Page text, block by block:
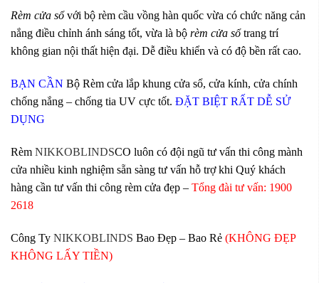
Rèm cửa sổvới bộ rèm cầu vồng hàn quốc vừa có chức năng cản
nắng điều chỉnh ánh sáng tốt, vừa là bộ rèm cửa sổtrang trí
không gian nội thất hiện đại. Dễ điều khiển và có độ bền rất cao.
BẠN CẦN Bộ Rèm cửa lắp khung cửa sổ, cửa kính, cửa chính
chống nắng – chống tia UV cực tốt. ĐẶT BIỆT RẤT DỄ SỬ
DỤNG
Rèm NIKKOBLINDSCO luôn có đội ngũ tư vấn thi công mành
cửa nhiều kinh nghiệm sẵn sàng tư vấn hỗ trợ khi Quý khách
hàng cần tư vấn thi công rèm cửa đẹp – Tổng đài tư vấn: 1900
2618
Công Ty NIKKOBLINDS Bao Đẹp – Bao Rẻ (KHÔNG ĐẸP
KHÔNG LẤY TIỀN)